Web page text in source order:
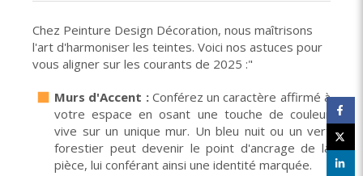
Chez Peinture Design Décoration, nous maîtrisons
l'art d'harmoniser les teintes. Voici nos astuces pour
vous aligner sur les courants de 2025 :"
Murs d'Accent :Conférez un caractère affirmé à
votre espace en osant une touche de couleur
vive sur un unique mur. Un bleu nuit ou un vert
forestier peut devenir le point d'ancrage de la
pièce, lui conférant ainsi une identité marquée.